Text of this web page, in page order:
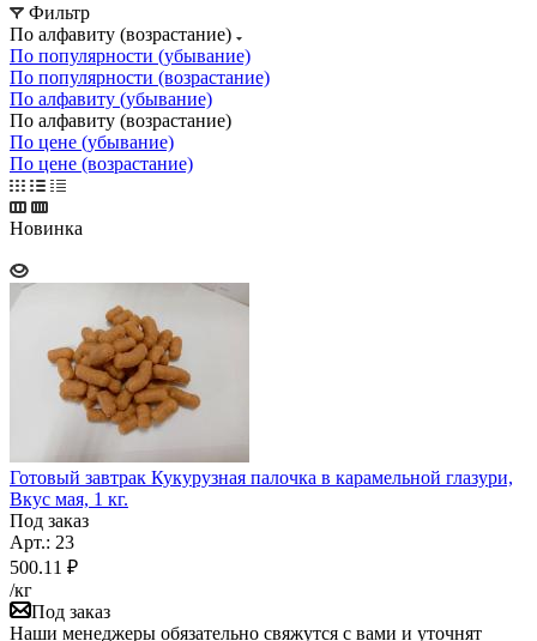
Фильтр
По алфавиту (возрастание)
По популярности (убывание)
По популярности (возрастание)
По алфавиту (убывание)
По алфавиту (возрастание)
По цене (убывание)
По цене (возрастание)
Новинка
Готовый завтрак Кукурузная палочка в карамельной глазури,
Вкус мая, 1 кг.
Под заказ
Арт.: 23
500.11 ₽
/кг
Под заказ
Наши менеджеры обязательно свяжутся с вами и уточнят